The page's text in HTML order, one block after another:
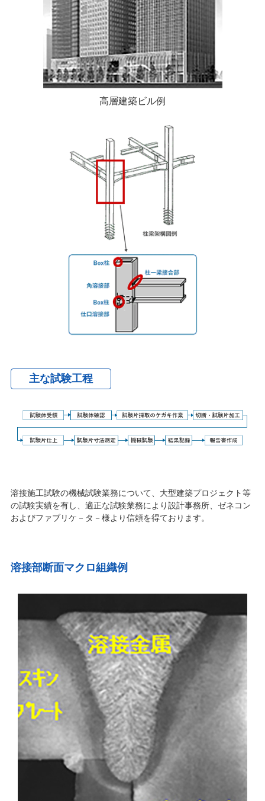
高層建築ビル例
主な試験工程
溶接施工試験の機械試験業務について、大型建築プロジェクト等
の試験実績を有し、適正な試験業務により設計事務所、ゼネコン
およびファブリケ－タ－様より信頼を得ております。
溶接部断面マクロ組織例